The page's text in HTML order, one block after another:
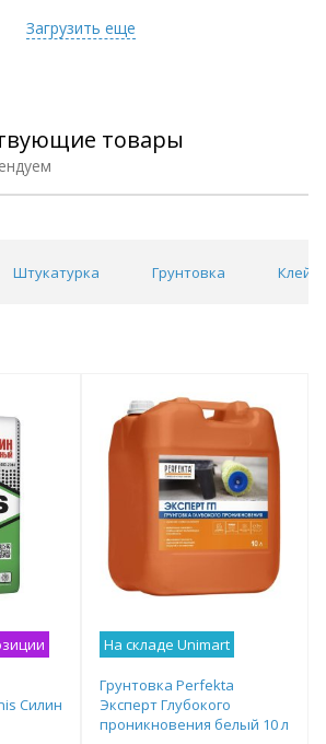
Загрузить еще
товары
Штукатурка Грунтовка Клей
Силин
На складе Unimart
Грунтовка Perfekta
Эксперт Глубокого
проникновения белый 10 л